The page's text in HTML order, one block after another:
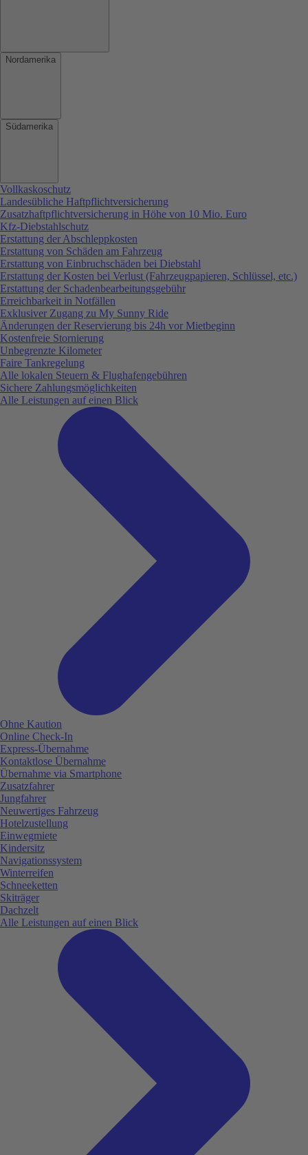
Nordamerika
Südamerika
Vollkaskoschutz
Landesübliche Haftpflichtversicherung
Zusatzhaftpflichtversicherung in Höhe von 10 Mio. Euro
Kfz-Diebstahlschutz
Erstattung der Abschleppkosten
Erstattung von Schäden am Fahrzeug
Erstattung von Einbruchschäden bei Diebstahl
Erstattung der Kosten bei Verlust (Fahrzeugpapieren, Schlüssel, etc.)
Erstattung der Schadenbearbeitungsgebühr
Erreichbarkeit in Notfällen
Exklusiver Zugang zu My Sunny Ride
Änderungen der Reservierung bis 24h vor Mietbeginn
Kostenfreie Stornierung
Unbegrenzte Kilometer
Faire Tankregelung
Alle lokalen Steuern & Flughafengebühren
Sichere Zahlungsmöglichkeiten
Alle Leistungen auf einen Blick
Ohne Kaution
Online Check-In
Express-Übernahme
Kontaktlose Übernahme
Übernahme via Smartphone
Zusatzfahrer
Jungfahrer
Neuwertiges Fahrzeug
Hotelzustellung
Einwegmiete
Kindersitz
Navigationssystem
Winterreifen
Schneeketten
Skiträger
Dachzelt
Alle Leistungen auf einen Blick